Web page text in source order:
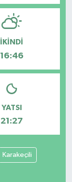
İKINDI
16:46
YATSI
21:27
Karakeçili